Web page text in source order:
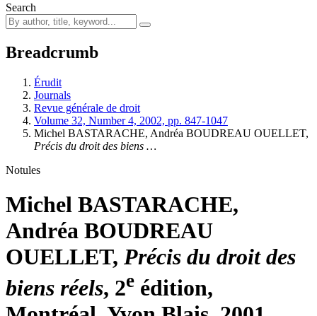
Search
Breadcrumb
Érudit
Journals
Revue générale de droit
Volume 32, Number 4, 2002, pp. 847-1047
Michel BASTARACHE, Andréa BOUDREAU OUELLET,
Précis du droit des biens …
Notules
Michel BASTARACHE,
Andréa BOUDREAU
OUELLET, Précis du droit des
biens réels, 2e édition,